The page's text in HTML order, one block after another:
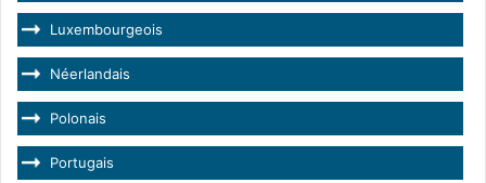
Luxembourgeois
Néerlandais
Polonais
Portugais